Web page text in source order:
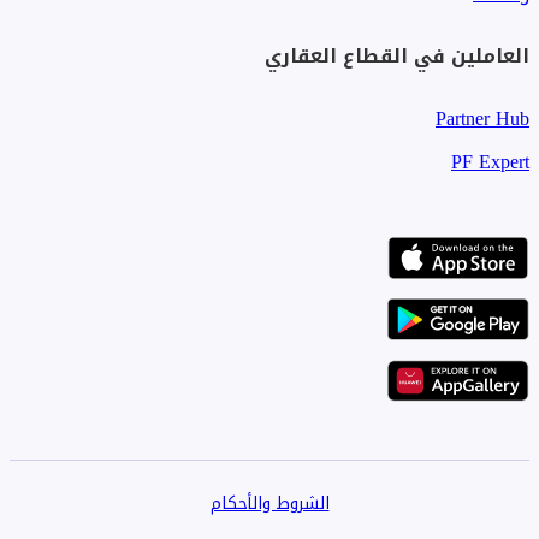
العاملين في القطاع العقاري
Partner Hub
PF Expert
الشروط والأحكام